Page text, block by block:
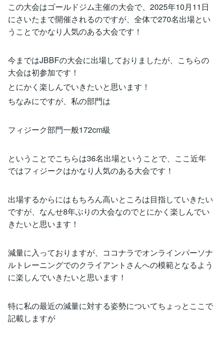
この大会はゴールドジム主催の大会で、2025年10月11日
にさいたまで開催されるのですが、全体で270名出場とい
うことでかなり人気のある大会です！
今まではJBBFの大会に出場しておりましたが、こちらの
大会は初参加です！
とにかく楽しんでいきたいと思います！
ちなみにですが、私の部門は
フィジーク部門一般172cm級
ということでこちらは36名出場ということで、ここ近年
ではフィジークはかなり人気のある大会です！
出場するからにはもちろん高いところは目指していきたい
ですが、なんせ8年ぶりの大会なのでとにかく楽しんでい
きたいと思います！
減量に入っておりますが、ココナラでオンラインパーソナ
ルトレーニングでのクライアントさんへの模範となるよう
に楽しんでいきたいと思います！
特に私の最近の減量に対する姿勢についてちょっとここで
記載しますが